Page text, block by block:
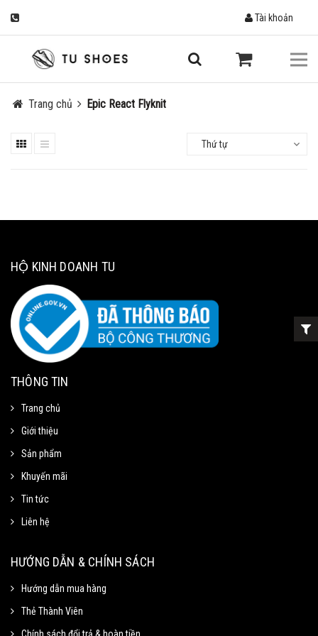
Tài khoản
Trang chủ Epic React Flyknit
Thứ tự
HỘ KINH DOANH TU
THÔNG TIN
Trang chủ
Giới thiệu
Sản phẩm
Khuyến mãi
Tin tức
Liên hệ
HƯỚNG DẪN & CHÍNH SÁCH
Hướng dẫn mua hàng
Thẻ Thành Viên
Chính sách đổi trả & hoàn tiền